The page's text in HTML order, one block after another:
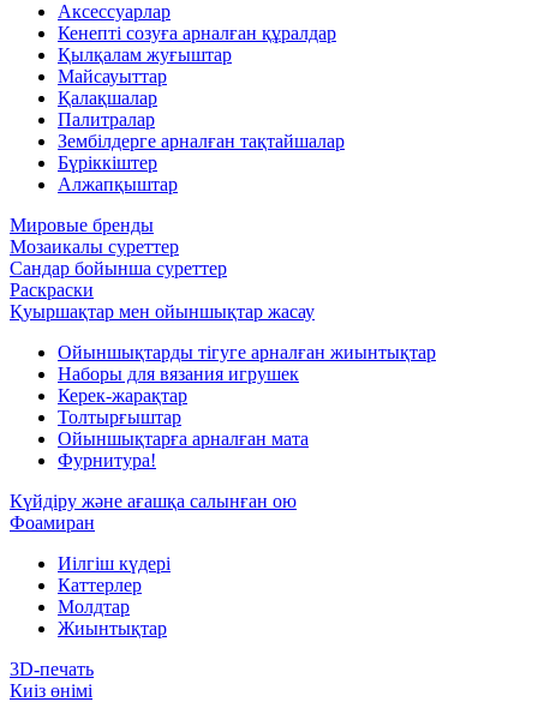
Аксессуарлар
Кенепті созуға арналған құралдар
Қылқалам жуғыштар
Майсауыттар
Қалақшалар
Палитралар
Зембілдерге арналған тақтайшалар
Бүріккіштер
Алжапқыштар
Мировые бренды
Мозаикалы суреттер
Сандар бойынша суреттер
Раскраски
Қуыршақтар мен ойыншықтар жасау
Ойыншықтарды тігуге арналған жиынтықтар
Наборы для вязания игрушек
Керек-жарақтар
Толтырғыштар
Ойыншықтарға арналған мата
Фурнитура!
Күйдіру және ағашқа салынған ою
Фоамиран
Иілгіш күдері
Каттерлер
Молдтар
Жиынтықтар
3D-печать
Киіз өнімі